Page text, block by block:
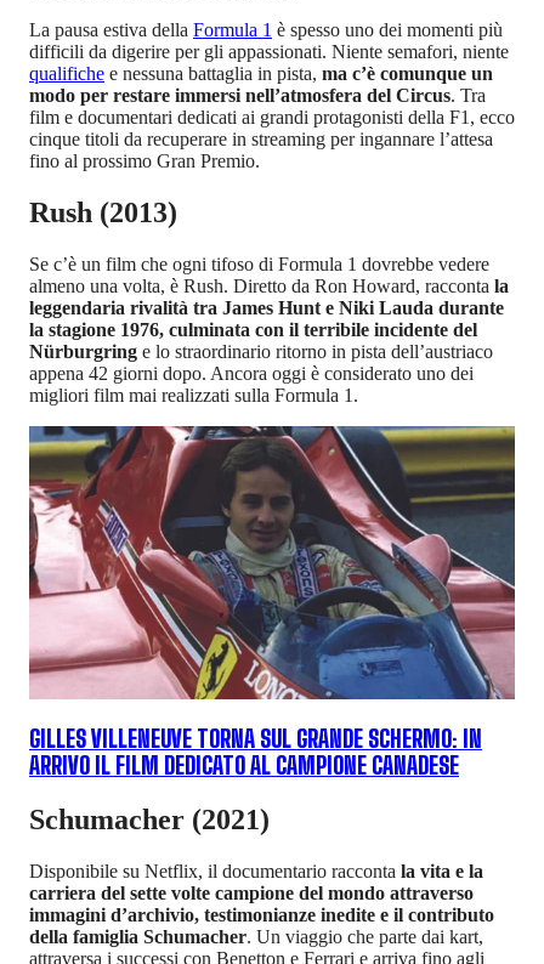
La pausa estiva della Formula 1 è spesso uno dei momenti più
difficili da digerire per gli appassionati. Niente semafori, niente
qualifiche e nessuna battaglia in pista, ma c’è comunque un
modo per restare immersi nell’atmosfera del Circus. Tra
film e documentari dedicati ai grandi protagonisti della F1, ecco
cinque titoli da recuperare in streaming per ingannare l’attesa
fino al prossimo Gran Premio.
Rush (2013)
Se c’è un film che ogni tifoso di Formula 1 dovrebbe vedere
almeno una volta, è Rush. Diretto da Ron Howard, racconta la
leggendaria rivalità tra James Hunt e Niki Lauda durante
la stagione 1976, culminata con il terribile incidente del
Nürburgring e lo straordinario ritorno in pista dell’austriaco
appena 42 giorni dopo. Ancora oggi è considerato uno dei
migliori film mai realizzati sulla Formula 1.
GILLES VILLENEUVE TORNA SUL GRANDE SCHERMO: IN
ARRIVO IL FILM DEDICATO AL CAMPIONE CANADESE
Schumacher (2021)
Disponibile su Netflix, il documentario racconta la vita e la
carriera del sette volte campione del mondo attraverso
immagini d’archivio, testimonianze inedite e il contributo
della famiglia Schumacher. Un viaggio che parte dai kart,
attraversa i successi con Benetton e Ferrari e arriva fino agli